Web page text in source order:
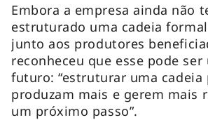
Embora a empresa ainda não
estruturado uma cadeia
junto aos produtores
reconheceu que esse pode
futuro: “estruturar uma cadeia
produzam mais e gerem mais
um próximo passo”.